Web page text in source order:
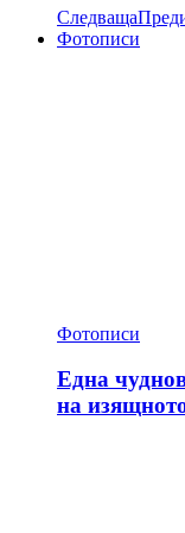
Следваща
Фотописи
Фотописи
Една
на